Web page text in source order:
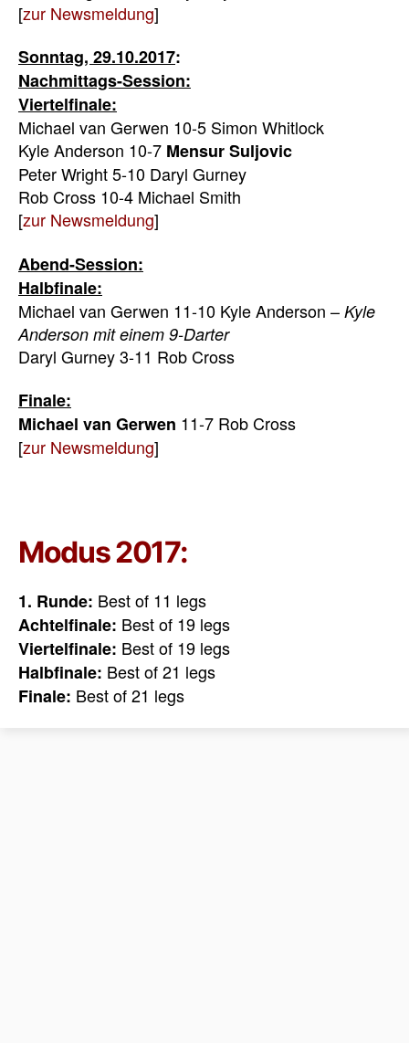
[zur Newsmeldung]
Sonntag, 29.10.2017:
Nachmittags-Session:
Viertelfinale:
Michael van Gerwen 10-5 Simon Whitlock
Kyle Anderson 10-7 Mensur Suljovic
Peter Wright 5-10 Daryl Gurney
Rob Cross 10-4 Michael Smith
[zur Newsmeldung]
Abend-Session:
Halbfinale:
Michael van Gerwen 11-10 Kyle Anderson – Kyle
Anderson mit einem 9-Darter
Daryl Gurney 3-11 Rob Cross
Finale:
Michael van Gerwen 11-7 Rob Cross
[zur Newsmeldung]
Modus 2017:
1. Runde: Best of 11 legs
Achtelfinale: Best of 19 legs
Viertelfinale: Best of 19 legs
Halbfinale: Best of 21 legs
Finale: Best of 21 legs